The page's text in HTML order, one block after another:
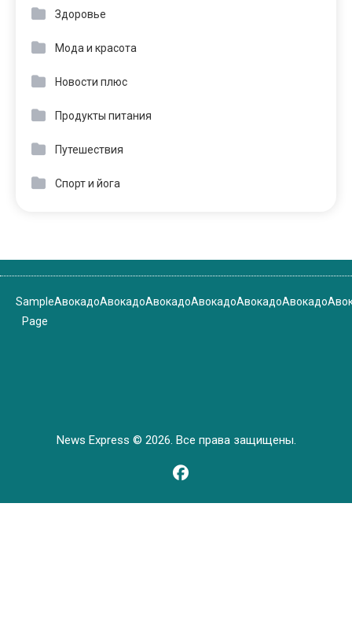
Здоровье
Мода и красота
Новости плюс
Продукты питания
Путешествия
Спорт и йога
Sample
Page
АвокадоАвокадоАвокадоАвокадоАвокадоАвокадо
News Express © 2026. Все права защищены.